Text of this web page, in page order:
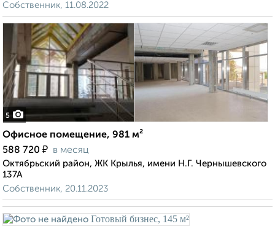
Собственник, 11.08.2022
5
Офисное помещение, 981 м²
588 720 ₽ в месяц
Октябрьский район, ЖК Крылья, имени Н.Г. Чернышевского
137А
Собственник, 20.11.2023